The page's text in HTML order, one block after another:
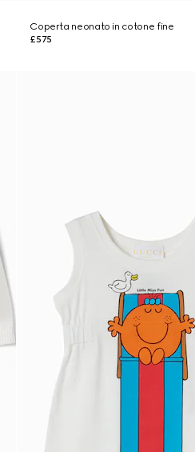
Coperta neonato in cotone fine
£575